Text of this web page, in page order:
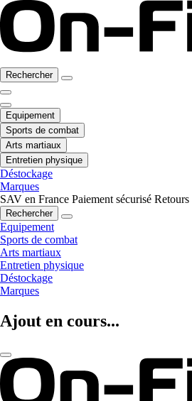
Rechercher
Equipement
Sports de combat
Arts martiaux
Entretien physique
Déstockage
Marques
SAV en France Paiement sécurisé Retours
Rechercher
Equipement
Sports de combat
Arts martiaux
Entretien physique
Déstockage
Marques
Ajout en cours...